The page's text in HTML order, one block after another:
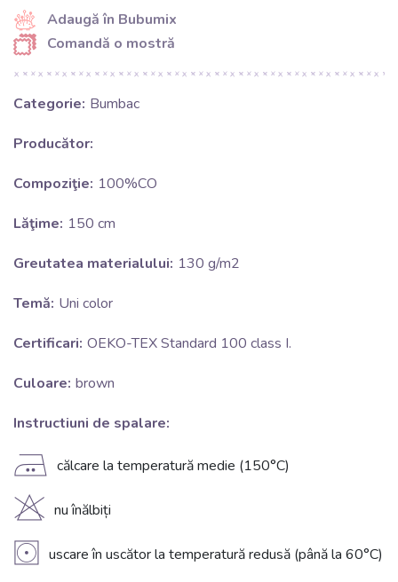
Adaugă în Bubumix
Comandă o mostră
Categorie: Bumbac
Producător:
Compoziţie: 100%CO
Lăţime: 150 cm
Greutatea materialului: 130 g/m2
Temă: Uni color
Certificari: OEKO-TEX Standard 100 class I.
Culoare: brown
Instructiuni de spalare:
E călcare la temperatură medie (150°C)
H nu înălbiți
V uscare în uscător la temperatură redusă (până la 60°C)